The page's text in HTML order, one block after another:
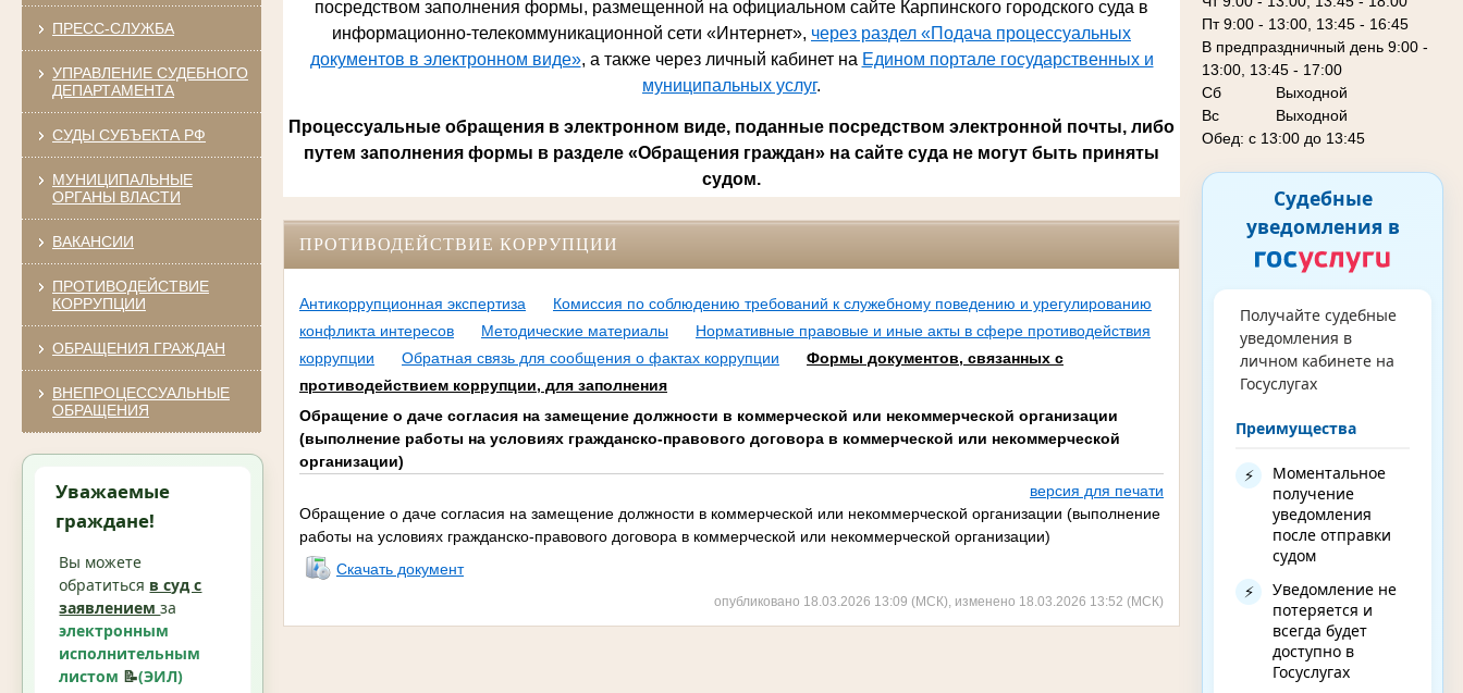
ПРЕСС-СЛУЖБА
УПРАВЛЕНИЕ СУДЕБНОГО
ДЕПАРТАМЕНТА
СУДЫ СУБЪЕКТА РФ
МУНИЦИПАЛЬНЫЕ
ОРГАНЫ ВЛАСТИ
ВАКАНСИИ
ПРОТИВОДЕЙСТВИЕ
КОРРУПЦИИ
ОБРАЩЕНИЯ ГРАЖДАН
ВНЕПРОЦЕССУАЛЬНЫЕ
ОБРАЩЕНИЯ
Уважаемые
граждане!
Вы можете
обратиться в суд с
заявлениемза
электронным
исполнительным
листом 📝(ЭИЛ)
Пт 9:00 - 13:00, 13:45 - 16:45
В предпраздничный день 9:00 -
13:00, 13:45 - 17:00
Сб
Выходной
Вс Выходной
Обед: с 13:00 до 13:45
Судебные
уведомления в
Получайте судебные
уведомления в
личном кабинете на
Госуслугах
Преимущества
⚡
Моментальное
получение
уведомления
после отправки
судом
⚡
Уведомление не
потеряется и
всегда будет
доступно в
Госуслугах
посредством заполнения формы, размещенной на официальном сайте Карпинского городского суда в
информационно-телекоммуникационной сети «Интернет», через раздел «Подача процессуальных
документов в электронном виде», а также через личный кабинет на Едином портале государственных и
муниципальных услуг.
Процессуальные обращения в электронном виде, поданные посредством электронной почты, либо
путем заполнения формы в разделе «Обращения граждан» на сайте суда не могут быть приняты
судом.
ПРОТИВОДЕЙСТВИЕ КОРРУПЦИИ
Антикоррупционная экспертиза
Комиссия по соблюдению требований к служебному поведению и урегулированию
конфликта интересов
Методические материалы
Нормативные правовые и иные акты в сфере противодействия
коррупции
Обратная связь для сообщения о фактах коррупции
Формы документов, связанных с
противодействием коррупции, для заполнения
Обращение о даче согласия на замещение должности в коммерческой или некоммерческой организации
(выполнение работы на условиях гражданско-правового договора в коммерческой или некоммерческой
организации)
версия для печати
Обращение о даче согласия на замещение должности в коммерческой или некоммерческой организации (выполнение
работы на условиях гражданско-правового договора в коммерческой или некоммерческой организации)
Скачать документ
опубликовано 18.03.2026 13:09 (МСК), изменено 18.03.2026 13:52 (МСК)